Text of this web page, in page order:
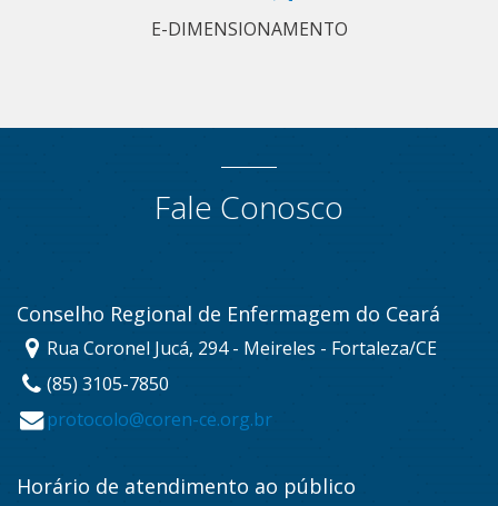
E-DIMENSIONAMENTO
Fale Conosco
Conselho Regional de Enfermagem do Ceará
Rua Coronel Jucá, 294 - Meireles - Fortaleza/CE
(85) 3105-7850
protocolo@coren-ce.org.br
Horário de atendimento ao público